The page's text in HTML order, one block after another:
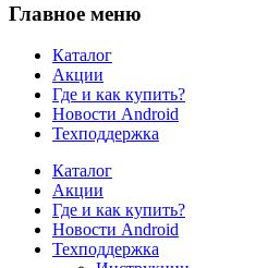
Главное меню
Каталог
Акции
Где и как купить?
Новости Android
Техподдержка
Каталог
Акции
Где и как купить?
Новости Android
Техподдержка